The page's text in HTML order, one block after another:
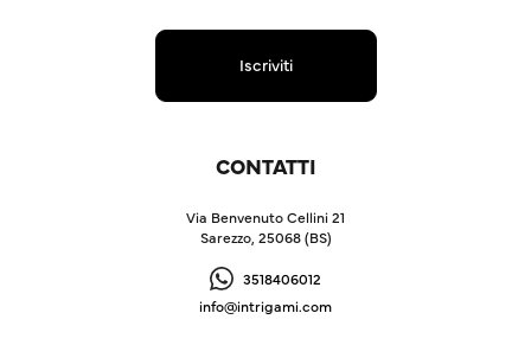
Iscriviti
CONTATTI
Via Benvenuto Cellini 21
Sarezzo, 25068 (BS)
3518406012
info@intrigami.com